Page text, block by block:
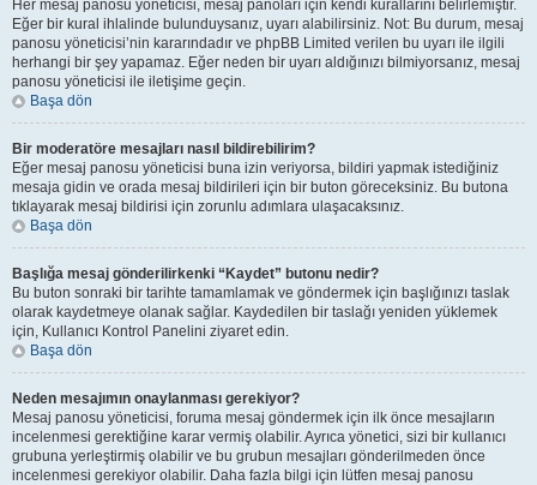
Her mesaj panosu yöneticisi, mesaj panoları için kendi kurallarını belirlemiştir.
Eğer bir kural ihlalinde bulunduysanız, uyarı alabilirsiniz. Not: Bu durum, mesaj
panosu yöneticisi’nin kararındadır ve phpBB Limited verilen bu uyarı ile ilgili
herhangi bir şey yapamaz. Eğer neden bir uyarı aldığınızı bilmiyorsanız, mesaj
panosu yöneticisi ile iletişime geçin.
Başa dön
Bir moderatöre mesajları nasıl bildirebilirim?
Eğer mesaj panosu yöneticisi buna izin veriyorsa, bildiri yapmak istediğiniz
mesaja gidin ve orada mesaj bildirileri için bir buton göreceksiniz. Bu butona
tıklayarak mesaj bildirisi için zorunlu adımlara ulaşacaksınız.
Başa dön
Başlığa mesaj gönderilirkenki “Kaydet” butonu nedir?
Bu buton sonraki bir tarihte tamamlamak ve göndermek için başlığınızı taslak
olarak kaydetmeye olanak sağlar. Kaydedilen bir taslağı yeniden yüklemek
için, Kullanıcı Kontrol Panelini ziyaret edin.
Başa dön
Neden mesajımın onaylanması gerekiyor?
Mesaj panosu yöneticisi, foruma mesaj göndermek için ilk önce mesajların
incelenmesi gerektiğine karar vermiş olabilir. Ayrıca yönetici, sizi bir kullanıcı
grubuna yerleştirmiş olabilir ve bu grubun mesajları gönderilmeden önce
incelenmesi gerekiyor olabilir. Daha fazla bilgi için lütfen mesaj panosu